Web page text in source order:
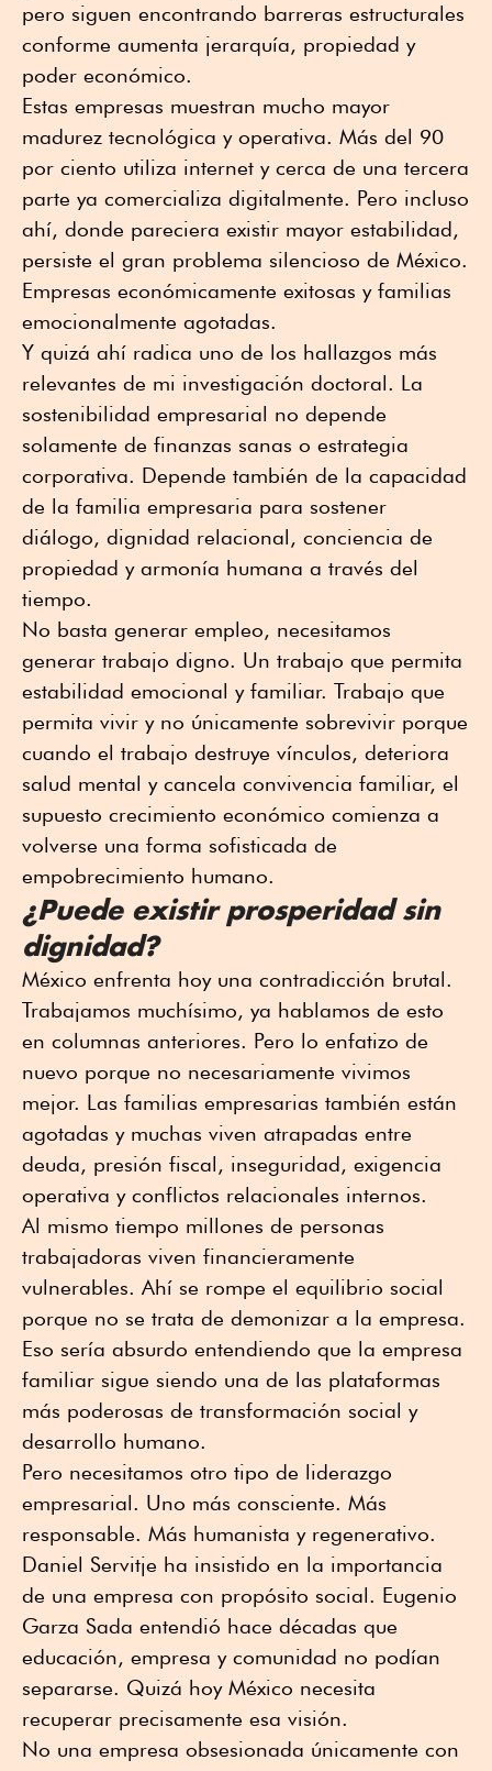
pero siguen encontrando barreras estructurales
conforme aumenta jerarquía, propiedad y
poder económico.
Estas empresas muestran mucho mayor
madurez tecnológica y operativa. Más del 90
por ciento utiliza internet y cerca de una tercera
parte ya comercializa digitalmente. Pero incluso
ahí, donde pareciera existir mayor estabilidad,
persiste el gran problema silencioso de México.
Empresas económicamente exitosas y familias
emocionalmente agotadas.
Y quizá ahí radica uno de los hallazgos más
relevantes de mi investigación doctoral. La
sostenibilidad empresarial no depende
solamente de finanzas sanas o estrategia
corporativa. Depende también de la capacidad
de la familia empresaria para sostener
diálogo, dignidad relacional, conciencia de
propiedad y armonía humana a través del
tiempo.
No basta generar empleo, necesitamos
generar trabajo digno. Un trabajo que permita
estabilidad emocional y familiar. Trabajo que
permita vivir y no únicamente sobrevivir porque
cuando el trabajo destruye vínculos, deteriora
salud mental y cancela convivencia familiar, el
supuesto crecimiento económico comienza a
volverse una forma sofisticada de
empobrecimiento humano.
¿Puede existir prosperidad sin
dignidad?
México enfrenta hoy una contradicción brutal.
Trabajamos muchísimo, ya hablamos de esto
en columnas anteriores. Pero lo enfatizo de
nuevo porque no necesariamente vivimos
mejor. Las familias empresarias también están
agotadas y muchas viven atrapadas entre
deuda, presión fiscal, inseguridad, exigencia
operativa y conflictos relacionales internos.
Al mismo tiempo millones de personas
trabajadoras viven financieramente
vulnerables. Ahí se rompe el equilibrio social
porque no se trata de demonizar a la empresa.
Eso sería absurdo entendiendo que la empresa
familiar sigue siendo una de las plataformas
más poderosas de transformación social y
desarrollo humano.
Pero necesitamos otro tipo de liderazgo
empresarial. Uno más consciente. Más
responsable. Más humanista y regenerativo.
Daniel Servitje ha insistido en la importancia
de una empresa con propósito social. Eugenio
Garza Sada entendió hace décadas que
educación, empresa y comunidad no podían
separarse. Quizá hoy México necesita
recuperar precisamente esa visión.
No una empresa obsesionada únicamente con